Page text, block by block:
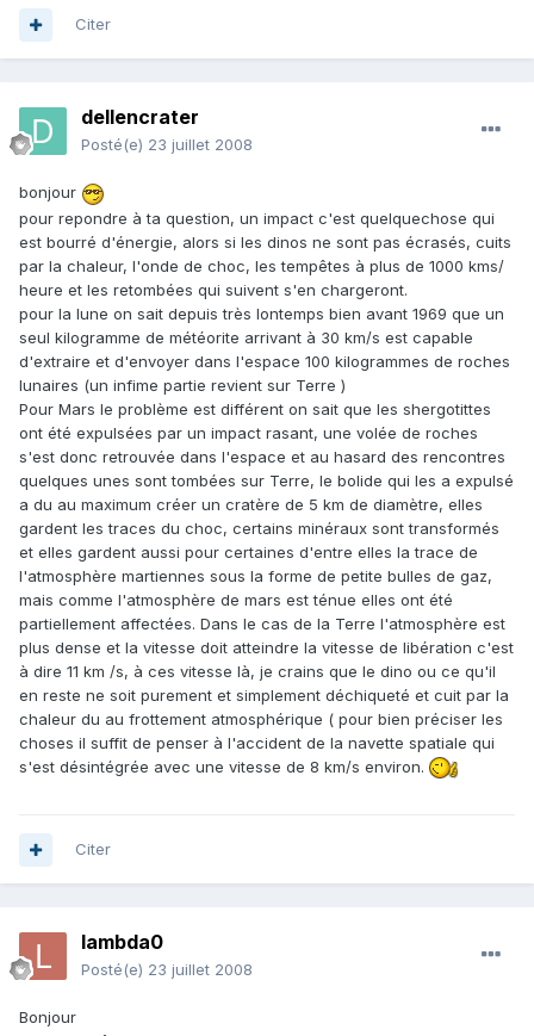
Citer
dellencrater
Posté(e) 23 juillet 2008
bonjour
pour repondre à ta question, un impact c'est quelquechose qui
est bourré d'énergie, alors si les dinos ne sont pas écrasés, cuits
par la chaleur, l'onde de choc, les tempêtes à plus de 1000 kms/
heure et les retombées qui suivent s'en chargeront.
pour la lune on sait depuis très lontemps bien avant 1969 que un
seul kilogramme de météorite arrivant à 30 km/s est capable
d'extraire et d'envoyer dans l'espace 100 kilogrammes de roches
lunaires (un infime partie revient sur Terre )
Pour Mars le problème est différent on sait que les shergotittes
ont été expulsées par un impact rasant, une volée de roches
s'est donc retrouvée dans l'espace et au hasard des rencontres
quelques unes sont tombées sur Terre, le bolide qui les a expulsé
a du au maximum créer un cratère de 5 km de diamètre, elles
gardent les traces du choc, certains minéraux sont transformés
et elles gardent aussi pour certaines d'entre elles la trace de
l'atmosphère martiennes sous la forme de petite bulles de gaz,
mais comme l'atmosphère de mars est ténue elles ont été
partiellement affectées. Dans le cas de la Terre l'atmosphère est
plus dense et la vitesse doit atteindre la vitesse de libération c'est
à dire 11 km /s, à ces vitesse là, je crains que le dino ou ce qu'il
en reste ne soit purement et simplement déchiqueté et cuit par la
chaleur du au frottement atmosphérique ( pour bien préciser les
choses il suffit de penser à l'accident de la navette spatiale qui
s'est désintégrée avec une vitesse de 8 km/s environ.
Citer
lambda0
Posté(e) 23 juillet 2008
Bonjour